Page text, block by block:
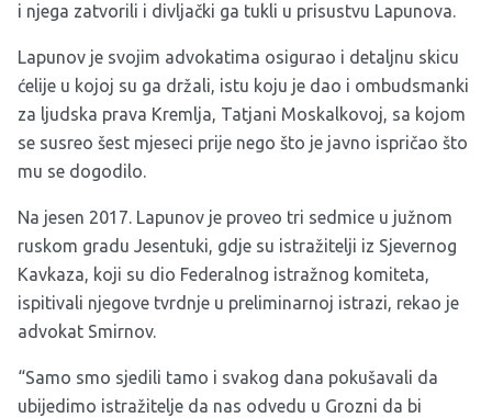
i njega zatvorili i divljački ga tukli u prisustvu Lapunova.
Lapunov je svojim advokatima osigurao i detaljnu skicu
ćelije u kojoj su ga držali, istu koju je dao i ombudsmanki
za ljudska prava Kremlja, Tatjani Moskalkovoj, sa kojom
se susreo šest mjeseci prije nego što je javno ispričao što
mu se dogodilo.
Na jesen 2017. Lapunov je proveo tri sedmice u južnom
ruskom gradu Jesentuki, gdje su istražitelji iz Sjevernog
Kavkaza, koji su dio Federalnog istražnog komiteta,
ispitivali njegove tvrdnje u preliminarnoj istrazi, rekao je
advokat Smirnov.
“Samo smo sjedili tamo i svakog dana pokušavali da
ubijedimo istražitelje da nas odvedu u Grozni da bi